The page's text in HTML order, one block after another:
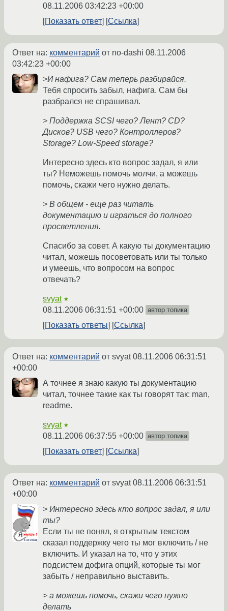
08.11.2006 03:42:23 +00:00
Показать ответ
Ссылка
Ответ на: комментарий от no-dashi 08.11.2006
03:42:23 +00:00
>И нафига? Сам теперь разбирайся.
Тебя спросить забыл, нафига. Сам бы
разбрался не спрашивал.
> Поддержка SCSI чего? Лент? CD?
Дисков? USB чего? Контроллеров?
Storage? Low-Speed storage?
Интересно здесь кто вопрос задал, я или
ты? Неможешь помочь молчи, а можешь
помочь, скажи чего нужно делать.
> В общем - еще раз читать
документацию и играться до полного
просветления.
Спасибо за совет. А какую ты документацию
читал, можешь посоветовать или ты только
и умеешь, что вопросом на вопрос
отвечать?
svyat ★
08.11.2006 06:31:51 +00:00 автор топика
Показать ответы Ссылка
Ответ на: комментарий от svyat08.11.2006 06:31:51
+00:00
А точнее я знаю какую ты документацию
читал, точнее такие как ты говорят так: man,
readme.
svyat ★
08.11.2006 06:37:55 +00:00 автор топика
Показать ответ Ссылка
Ответ на: комментарий от svyat08.11.2006 06:31:51
+00:00
> Интересно здесь кто вопрос задал, я или
ты?
Если ты не понял, я открытым текстом
сказал поддержку чего ты мог включить / не
включить. И указал на то, что у этих
подсистем дофига опций, которые ты мог
забыть / неправильно выставить.
> а можешь помочь, скажи чего нужно
делать